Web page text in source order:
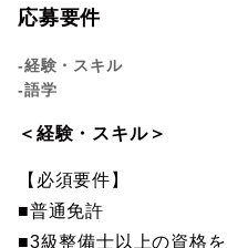
応募要件
-経験・スキル
-語学
＜経験・スキル＞
【必須要件】
■普通免許
■3級整備士以上の資格を